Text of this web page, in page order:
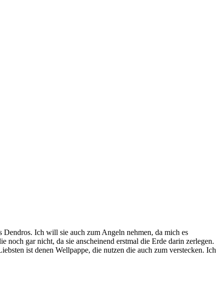
Ich will sie auch zum Angeln nehmen, da mich es
gar nicht, da sie anscheinend erstmal die Erde darin zerlegen.
ist denen Wellpappe, die nutzen die auch zum verstecken. Ich